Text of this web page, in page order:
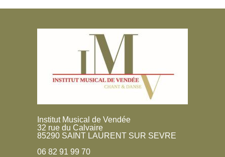
Institut Musical de Vendée
32 rue du Calvaire
85290 SAINT LAURENT SUR SEVRE
06 82 91 99 70